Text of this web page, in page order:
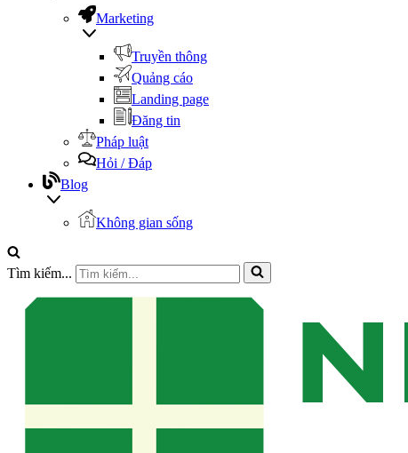
Marketing
Truyền thông
Quảng cáo
Landing page
Đăng tin
Pháp luật
Hỏi / Đáp
Blog
Không gian sống
Tìm kiếm...